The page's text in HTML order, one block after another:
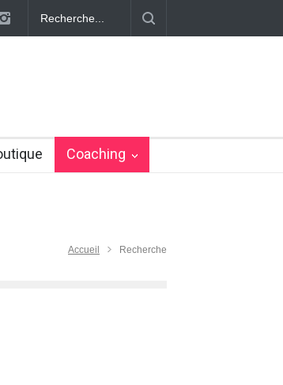
la cellulite ! La cellulite : les méthodes pour s'en
Coaching
Accueil Recherche